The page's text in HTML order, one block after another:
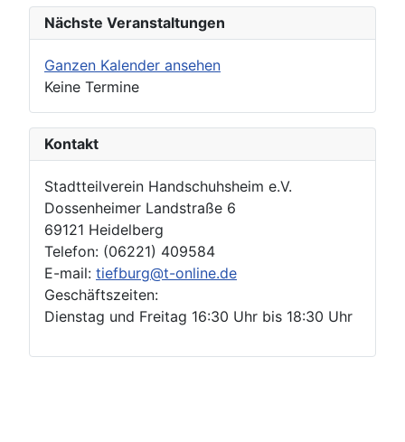
Nächste Veranstaltungen
Ganzen Kalender ansehen
Keine Termine
Kontakt
Stadtteilverein Handschuhsheim e.V.
Dossenheimer Landstraße 6
69121 Heidelberg
Telefon: (06221) 409584
E-mail: tiefburg@t-online.de
Geschäftszeiten:
Dienstag und Freitag 16:30 Uhr bis 18:30 Uhr